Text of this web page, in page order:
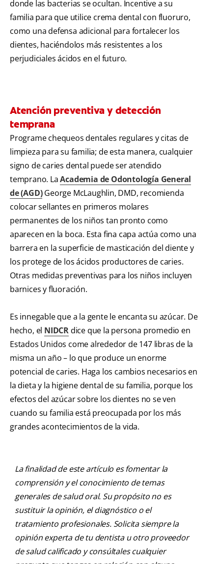
donde las bacterias se ocultan. Incentive a su
familia para que utilice crema dental con fluoruro,
como una defensa adicional para fortalecer los
dientes, haciéndolos más resistentes a los
perjudiciales ácidos en el futuro.
Atención preventiva y detección
temprana
Programe chequeos dentales regulares y citas de
limpieza para su familia; de esta manera, cualquier
signo de caries dental puede ser atendido
temprano. LaAcademia de Odontología General
de (AGD)George McLaughlin, DMD, recomienda
colocar sellantes en primeros molares
permanentes de los niños tan pronto como
aparecen en la boca. Esta fina capa actúa como una
barrera en la superficie de masticación del diente y
los protege de los ácidos productores de caries.
Otras medidas preventivas para los niños incluyen
barnices y fluoración.
Es innegable que a la gente le encanta su azúcar. De
hecho, el NIDCRdice que la persona promedio en
Estados Unidos come alrededor de 147 libras de la
misma un año – lo que produce un enorme
potencial de caries. Haga los cambios necesarios en
la dieta y la higiene dental de su familia, porque los
efectos del azúcar sobre los dientes no se ven
cuando su familia está preocupada por los más
grandes acontecimientos de la vida.
La finalidad de este artículo es fomentar la
comprensión y el conocimiento de temas
generales de salud oral. Su propósito no es
sustituir la opinión, el diagnóstico o el
tratamiento profesionales. Solicita siempre la
opinión experta de tu dentista u otro proveedor
de salud calificado y consúltales cualquier